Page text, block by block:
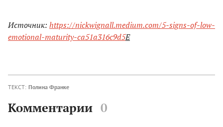
Источник: https://nickwignall.medium.com/5-signs-of-low-
emotional-maturity-ca51a316c9d5Е
ТЕКСТ: Полина Франке
Комментарии 0